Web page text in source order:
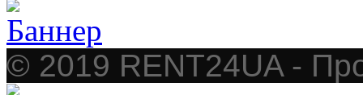
© 2019 RENT24UA -